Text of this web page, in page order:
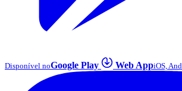
Disponível noGoogle Play Web AppiOS,